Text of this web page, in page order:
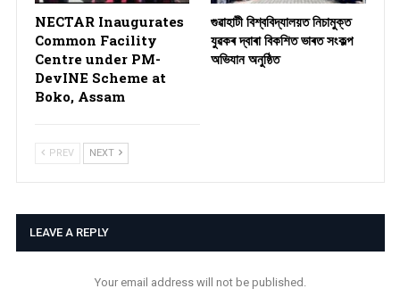
NECTAR Inaugurates
Common Facility
Centre under PM-
DevINE Scheme at
Boko, Assam
গুৱাহাটী বিশ্ববিদ্যালয়ত নিচামুক্ত
যুৱকৰ দ্বাৰা বিকশিত ভাৰত সংকল্প
অভিযান অনুষ্ঠিত
PREV NEXT
LEAVE A REPLY
Your email address will not be published.